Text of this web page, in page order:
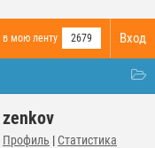
Вход
в мою ленту 2679
zenkov
Профиль | Статистика